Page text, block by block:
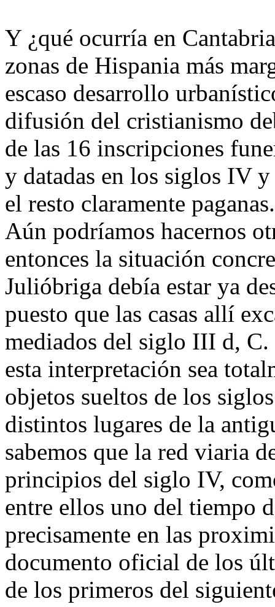
Y ¿qué ocurría en
zonas de Hispania más
escaso desarrollo
difusión del cristianismo
de las 16 inscripciones
y datadas en los siglos IV
el resto claramente paganas.
Aún podríamos hacernos
entonces la situación
Julióbriga debía estar ya
puesto que las casas allí
mediados del siglo III d, C.
esta interpretación sea
objetos sueltos de los
distintos lugares de la
sabemos que la red viaria
principios del siglo IV,
entre ellos uno del tiempo
precisamente en las
documento oficial de los
de los primeros del